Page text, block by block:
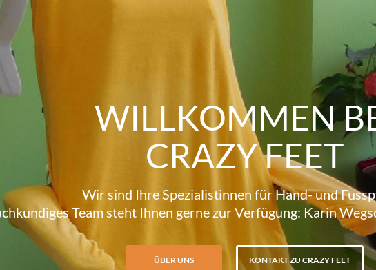
WILLKOMMEN
CRAZY FEET
Wir sind Ihre Spezialistinnen für Hand- und
Team steht Ihnen gerne zur Verfügung: Karin
ÜBER UNS KONTAKT ZU CRAZY FEET